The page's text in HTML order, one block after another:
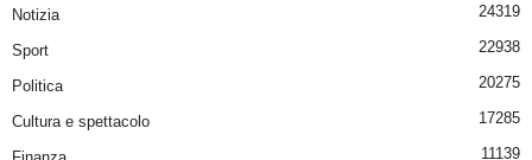
Notizia 24319
Sport 22938
Politica 20275
Cultura e spettacolo 17285
11139